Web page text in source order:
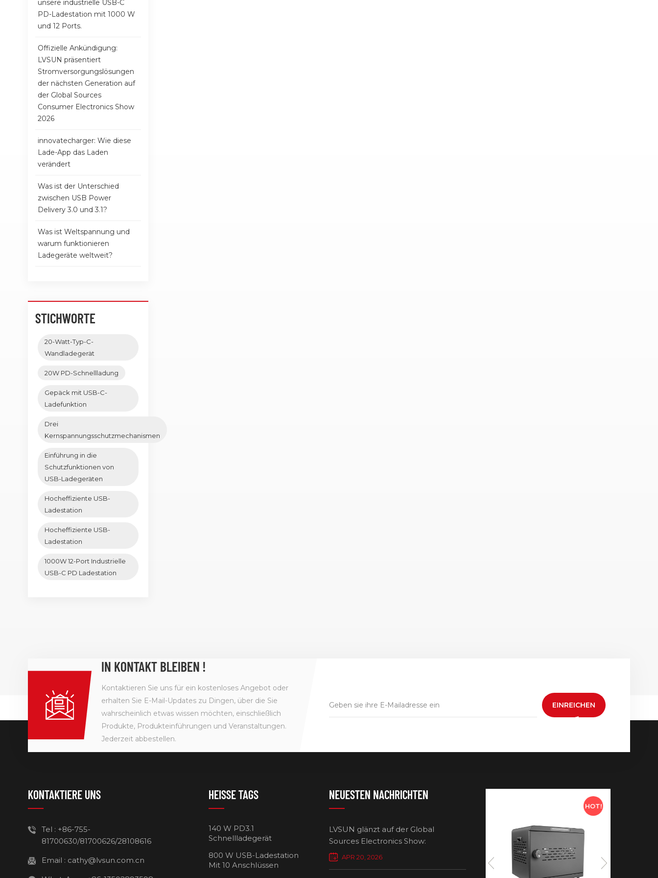
unsere industrielle USB-C
PD-Ladestation mit 1000 W
und 12 Ports.
Offizielle Ankündigung:
LVSUN präsentiert
Stromversorgungslösungen
der nächsten Generation auf
der Global Sources
Consumer Electronics Show
2026
innovatecharger: Wie diese
Lade-App das Laden
verändert
Was ist der Unterschied
zwischen USB Power
Delivery 3.0 und 3.1?
Was ist Weltspannung und
warum funktionieren
Ladegeräte weltweit?
STICHWORTE
20-Watt-Typ-C-
Wandladegerät
20W PD-Schnellladung
Gepäck mit USB-C-
Ladefunktion
Drei
Kernspannungsschutzmechanismen
Einführung in die
Schutzfunktionen von
USB-Ladegeräten
Hocheffiziente USB-
Ladestation
Hocheffiziente USB-
Ladestation
1000W 12-Port Industrielle
USB-C PD Ladestation
IN KONTAKT BLEIBEN !
Kontaktieren Sie uns für ein kostenloses Angebot oder
erhalten Sie E-Mail-Updates zu Dingen, über die Sie
wahrscheinlich etwas wissen möchten, einschließlich
Produkte, Produkteinführungen und Veranstaltungen.
Jederzeit abbestellen.
EINREICHEN
KONTAKTIERE UNS
Tel : +86-755-
81700630/81700626/28108616
Email : cathy@lvsun.com.cn
HEISSE TAGS
140 W PD3.1
Schnellladegerät
800 W USB-Ladestation
Mit 10 Anschlüssen
NEUESTEN NACHRICHTEN
LVSUN glänzt auf der Global
Sources Electronics Show:
Mehrfach-Ladegeräte setzen neue
Maßstäbe für intelligentes Laden
APR 20, 2026
HOT!